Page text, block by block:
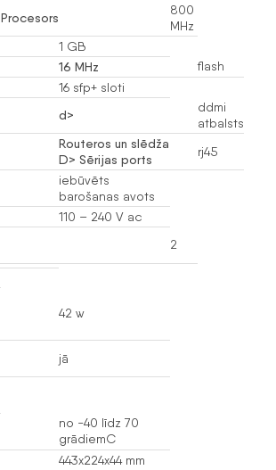
Procesors
800
MHz
1 GB
16 MHz flash
16 sfp+ sloti
d>
ddmi
atbalsts
Routeros un slēdža
D> Sērijas ports
rj45
iebūvēts
barošanas avots
110 – 240 V ac
2
42 w
jā
no -40 līdz 70
grādiemC
443x224x44 mm